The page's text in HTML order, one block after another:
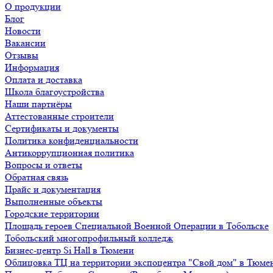
О продукции
Блог
Новости
Вакансии
Отзывы
Информация
Оплата и доставка
Школа благоустройства
Наши партнёры
Аттестованные строители
Сертификаты и документы
Политика конфиденциальности
Антикоррупционная политика
Вопросы и ответы
Обратная связь
Прайс и документация
Выполненные объекты
Городские территории
Площадь героев Специальной Военной Операции в Тобольске
Тобольский многопрофильный колледж
Бизнес-центр Si Hall в Тюмени
Облицовка ТЦ на территории экспоцентра "Свой дом" в